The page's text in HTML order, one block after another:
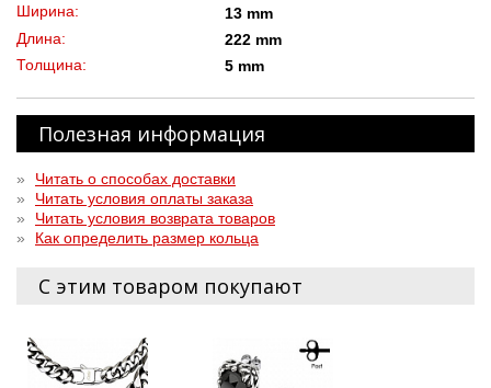
Ширина:
13 mm
Длина:
222 mm
Толщина:
5 mm
Полезная информация
»
Читать о способах доставки
»
Читать условия оплаты заказа
»
Читать условия возврата товаров
»
Как определить размер кольца
С этим товаром покупают